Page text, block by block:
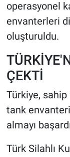
operasyonel
envanterleri
oluşturuldu.
ÇEKTİ
Türkiye, sahip
tank
almayı
Türk Silahlı